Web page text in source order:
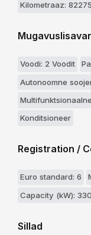
Kilometraaz:
Voodi: 2 Voodit
Autonoomne
Konditsioneer
Registration /
Euro standard: 6
Capacity (kW):
Sillad